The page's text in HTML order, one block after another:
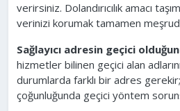
verirsiniz. Dolandırıcılık amacı
verinizi korumak tamamen
Sağlayıcı adresin geçici
hizmetler bilinen geçici alan
durumlarda farklı bir adres gerekir;
çoğunluğunda geçici yöntem